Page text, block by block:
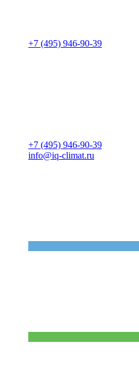
+7 (495) 946-90-39
+7 (495) 946-90-39
info@iq-climat.ru